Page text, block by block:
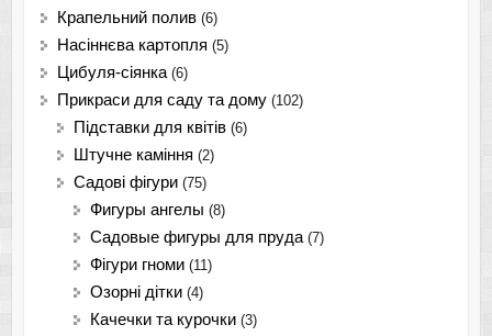
Крапельний полив (6)
Насіннєва картопля (5)
Цибуля-сіянка (6)
Прикраси для саду та дому (102)
Підставки для квітів (6)
Штучне каміння (2)
Садові фігури (75)
Фигуры ангелы (8)
Садовые фигуры для пруда (7)
Фігури гноми (11)
Озорні дітки (4)
Качечки та курочки (3)